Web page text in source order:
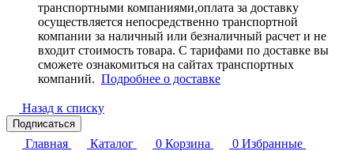
транспортными компаниями,оплата за доставку
осуществляется непосредственно транспортной
компании за наличный или безналичный расчет и не
входит стоимость товара. С тарифами по доставке вы
сможете ознакомиться на сайтах транспортных
компаний. Подробнее о доставке
Назад к списку
Подписаться
Главная Каталог 0 Корзина 0 Избранные